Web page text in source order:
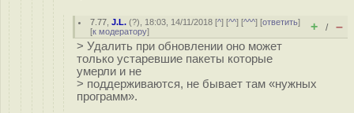
7.77 ,J.L. (?), 18:03, 14/11/2018 [^] [^^] [^^^] [ответить]
[к модератору] + / –
> Удалить при обновлении оно может
только устаревшие пакеты которые
умерли и не
> поддерживаются, не бывает там «нужных
программ».